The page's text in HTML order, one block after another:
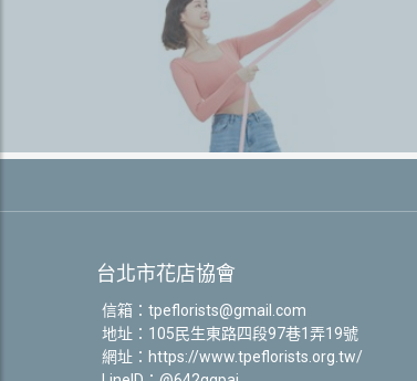
台北市花店協會
信箱： tpeflorists@gmail.com
地址：105民生東路四段97巷1弄19號
網址： https://www.tpeflorists.org.tw/